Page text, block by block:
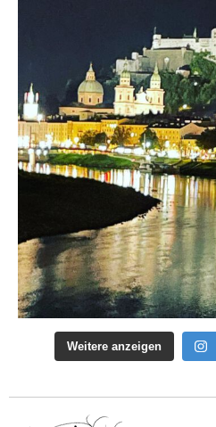
Weitere anzeigen